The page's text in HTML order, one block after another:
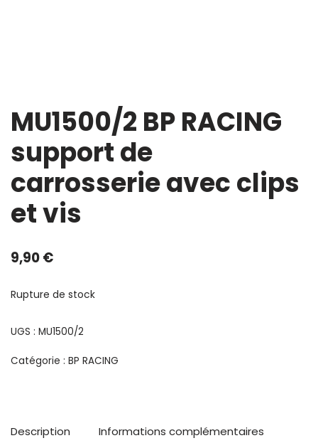
MU1500/2 BP RACING
support de
carrosserie avec clips
et vis
9,90€
Rupture de stock
UGS : MU1500/2
Catégorie : BP RACING
Description
Informations complémentaires